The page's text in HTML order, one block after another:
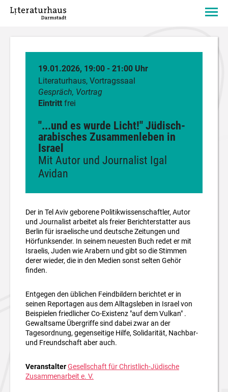
19.01.2026, 19:00 - 21:00 Uhr
Literaturhaus, Vortragssaal
Gespräch, Vortrag
Eintritt frei
"...und es wurde Licht!" Jüdisch-
arabisches Zusammenleben in
Israel
Mit Autor und Journalist Igal
Avidan
Der in Tel Aviv geborene Politikwissenschaftler, Autor
und Journalist arbeitet als freier Berichterstatter aus
Berlin für israelische und deutsche Zeitungen und
Hörfunksender. In seinem neuesten Buch redet er mit
Israelis, Juden wie Arabern und gibt so die Stimmen
derer wieder, die in den Medien sonst selten Gehör
finden.
Entgegen den üblichen Feindbildern berichtet er in
seinen Reportagen aus dem Alltagsleben in Israel von
Beispielen friedlicher Co-Existenz "auf dem Vulkan" .
Gewaltsame Übergriffe sind dabei zwar an der
Tagesordnung, gegenseitige Hilfe, Solidarität, Nachbar-
und Freundschaft aber auch.
VeranstalterGesellschaft für Christlich-Jüdische
Zusammenarbeit e. V.